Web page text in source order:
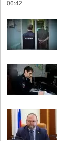
06:42